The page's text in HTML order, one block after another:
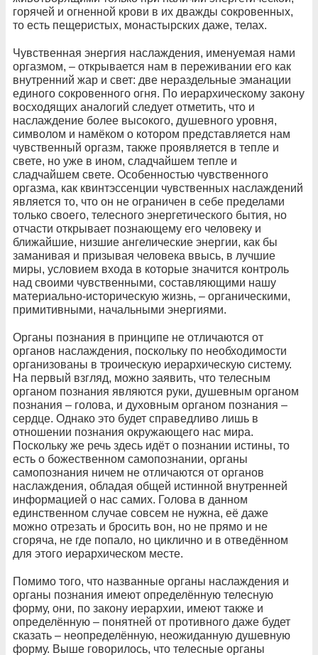
горячей и огненной крови в их дважды сокровенных,
то есть пещеристых, монастырских даже, телах.
Чувственная энергия наслаждения, именуемая нами
оргазмом, – открывается нам в переживании его как
внутренний жар и свет: две нераздельные эманации
единого сокровенного огня. По иерархическому закону
восходящих аналогий следует отметить, что и
наслаждение более высокого, душевного уровня,
символом и намёком о котором представляется нам
чувственный оргазм, также проявляется в тепле и
свете, но уже в ином, сладчайшем тепле и
сладчайшем свете. Особенностью чувственного
оргазма, как квинтэссенции чувственных наслаждений
является то, что он не ограничен в себе пределами
только своего, телесного энергетического бытия, но
отчасти открывает познающему его человеку и
ближайшие, низшие ангелические энергии, как бы
заманивая и призывая человека ввысь, в лучшие
миры, условием входа в которые значится контроль
над своими чувственными, составляющими нашу
материально-историческую жизнь, – органическими,
примитивными, начальными энергиями.
Органы познания в принципе не отличаются от
органов наслаждения, поскольку по необходимости
организованы в троическую иерархическую систему.
На первый взгляд, можно заявить, что телесным
органом познания являются руки, душевным органом
познания – голова, и духовным органом познания –
сердце. Однако это будет справедливо лишь в
отношении познания окружающего нас мира.
Поскольку же речь здесь идёт о познании истины, то
есть о божественном самопознании, органы
самопознания ничем не отличаются от органов
наслаждения, обладая общей истинной внутренней
информацией о нас самих. Голова в данном
единственном случае совсем не нужна, её даже
можно отрезать и бросить вон, но не прямо и не
сгоряча, не где попало, но циклично и в отведённом
для этого иерархическом месте.
Помимо того, что названные органы наслаждения и
органы познания имеют определённую телесную
форму, они, по закону иерархии, имеют также и
определённую – понятней от противного даже будет
сказать – неопределённую, неожиданную душевную
форму. Выше говорилось, что телесные органы